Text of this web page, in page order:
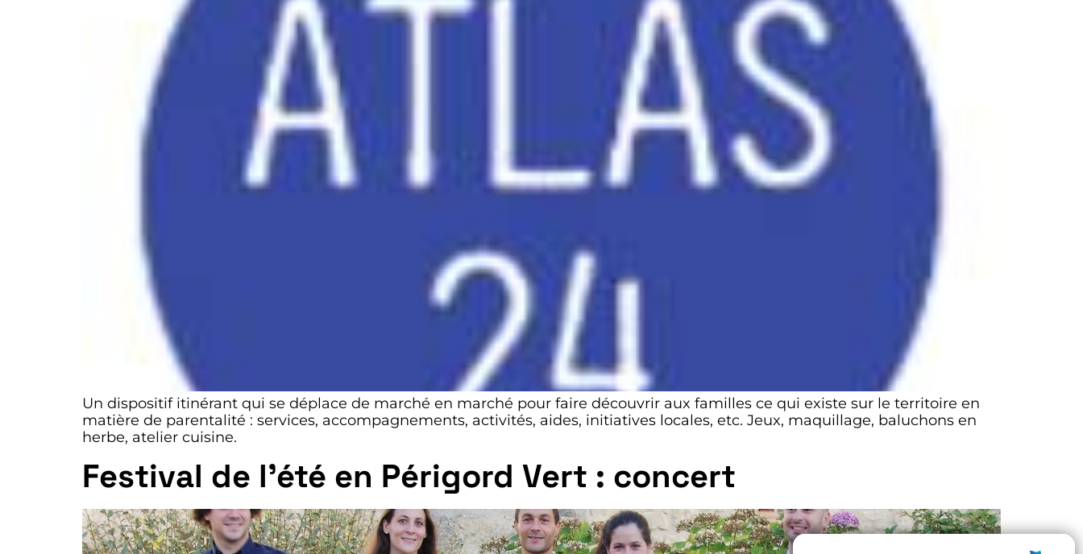
Un dispositif itinérant qui se déplace de marché en marché pour faire découvrir aux familles ce qui existe sur le territoire en
matière de parentalité : services, accompagnements, activités, aides, initiatives locales, etc. Jeux, maquillage, baluchons en
herbe, atelier cuisine.
Festival de l’été en Périgord Vert : concert